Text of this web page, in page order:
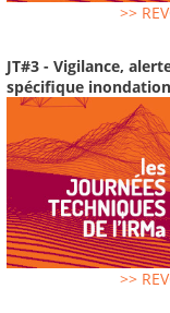
>>
JT#3 - Vigilance,
spécifique
>>